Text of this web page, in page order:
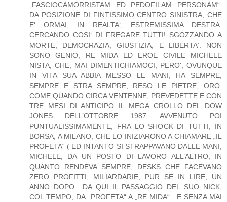
„FASCIOCAMORRISTAM ED PEDOFILAM PERSONAM“.
DA POSIZIONE DI FINTISSIMO CENTRO SINISTRA, CHE
E‘ ORMAI, IN REALTA‘, ESTREMISSIMA DESTRA.
CERCANDO COSI‘ DI FREGARE TUTTI! SGOZZANDO A
MORTE, DEMOCRAZIA, GIUSTIZIA, E LIBERTA‘. NON
SONO GENIO, RE MIDA ED EROE CIVILE MICHELE
NISTA, CHE, MAI DIMENTICHIAMOCI, PERO', OVUNQUE
IN VITA SUA ABBIA MESSO LE MANI, HA SEMPRE,
SEMPRE E STRA SEMPRE, RESO LE PIETRE, ORO.
COME QUANDO CIRCA VENTENNE, PREVEDETTE E CON
TRE MESI DI ANTICIPO IL MEGA CROLLO DEL DOW
JONES DELL’OTTOBRE 1987. AVVENUTO POI
PUNTUALISSIMAMENTE, FRA LO SHOCK DI TUTTI, IN
BORSA, A MILANO, CHE LO INIZIARONO A CHIAMARE „IL
PROFETA“ ( ED INTANTO SI STRAPPAVANO DALLE MANI,
MICHELE, DA UN POSTO DI LAVORO ALL’ALTRO, IN
QUANTO RENDEVA SEMPRE, DESKS CHE FACEVANO
ZERO PROFITTI, MILIARDARIE, PUR SE IN LIRE, UN
ANNO DOPO.. DA QUI IL PASSAGGIO DEL SUO NICK,
COL TEMPO, DA „PROFETA“ A „RE MIDA“.. E SENZA MAI